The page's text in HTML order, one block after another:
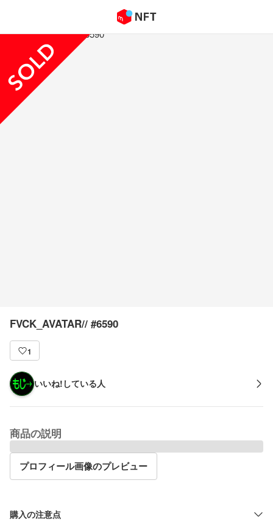
FVCK_AVATAR// #6590
1
いいね!している人
商品の説明
プロフィール画像のプレビュー
購入の注意点